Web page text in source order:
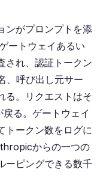
ンがプロンプトを添
ートウェイあるい
され、認証トークン
、呼び出し元サー
る。リクエストはそ
る。ゲートウェイ
トークン数をログに
からの一つの
ーピングできる数千